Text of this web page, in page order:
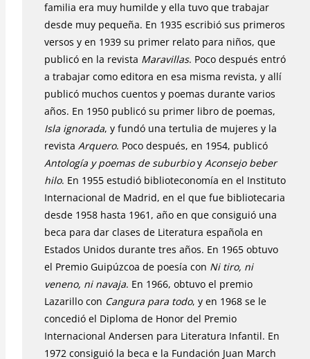
familia era muy humilde y ella tuvo que trabajar
desde muy pequeña. En 1935 escribió sus primeros
versos y en 1939 su primer relato para niños, que
publicó en la revista Maravillas. Poco después entró
a trabajar como editora en esa misma revista, y allí
publicó muchos cuentos y poemas durante varios
años. En 1950 publicó su primer libro de poemas,
Isla ignorada, y fundó una tertulia de mujeres y la
revista Arquero. Poco después, en 1954, publicó
Antología y poemas de suburbioy Aconsejo beber
hilo. En 1955 estudió biblioteconomía en el Instituto
Internacional de Madrid, en el que fue bibliotecaria
desde 1958 hasta 1961, año en que consiguió una
beca para dar clases de Literatura española en
Estados Unidos durante tres años. En 1965 obtuvo
el Premio Guipúzcoa de poesía con Ni tiro, ni
veneno, ni navaja. En 1966, obtuvo el premio
Lazarillo con Cangura para todo, y en 1968 se le
concedió el Diploma de Honor del Premio
Internacional Andersen para Literatura Infantil. En
1972 consiguió la beca e la Fundación Juan March